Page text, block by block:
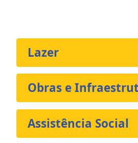
Lazer
Obras e
Assistência Social